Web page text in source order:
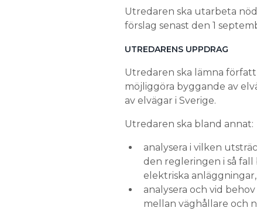
Utredaren ska utarbeta
förslag senast den 1
UTREDARENS UPPDRAG
Utredaren ska lämna
möjliggöra byggande av
av elvägar i Sverige.
Utredaren ska bland annat:
analysera i vilken
den regleringen i så
elektriska
analysera och vid
mellan väghållare och